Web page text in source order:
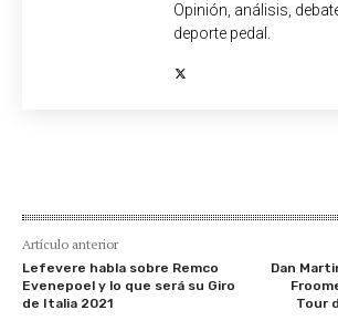
Opinión, análisis,
deporte pedal.
Artículo anterior
Lefevere habla sobre Remco
Evenepoel y lo que será su Giro
de Italia 2021
Dan
Tour